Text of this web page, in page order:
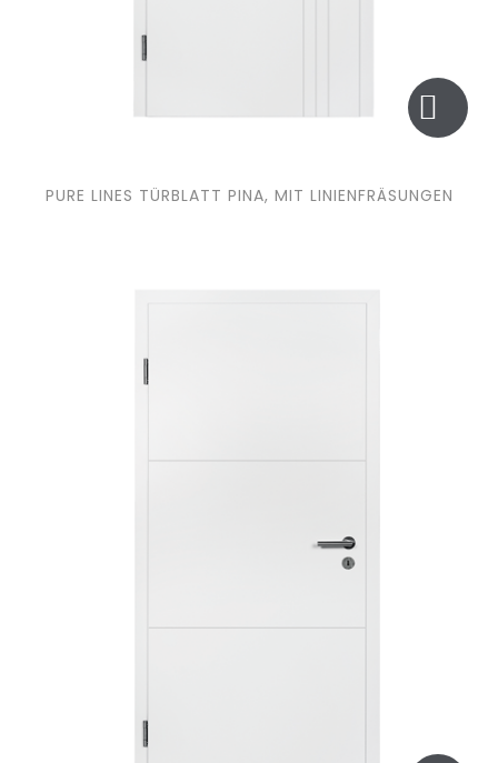
PURE LINES TÜRBLATT PINA, MIT LINIENFRÄSUNGEN